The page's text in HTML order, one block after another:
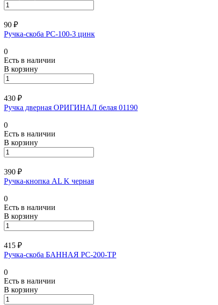
90 ₽
Ручка-скоба РС-100-3 цинк
0
Есть в наличии
В корзину
430 ₽
Ручка дверная ОРИГИНАЛ белая 01190
0
Есть в наличии
В корзину
390 ₽
Ручка-кнопка AL K черная
0
Есть в наличии
В корзину
415 ₽
Ручка-скоба БАННАЯ РС-200-ТР
0
Есть в наличии
В корзину